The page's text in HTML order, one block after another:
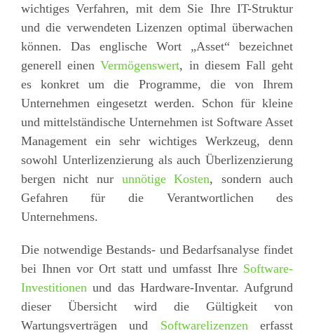
wichtiges Verfahren, mit dem Sie Ihre IT-Struktur
und die verwendeten Lizenzen optimal überwachen
können. Das englische Wort „Asset“ bezeichnet
generell einenVermögenswert, in diesem Fall geht
es konkret um die Programme, die von Ihrem
Unternehmen eingesetzt werden. Schon für kleine
und mittelständische Unternehmen ist Software Asset
Management ein sehr wichtiges Werkzeug, denn
sowohl Unterlizenzierung als auch Überlizenzierung
bergen nicht nur unnötige Kosten, sondern auch
Gefahren für die Verantwortlichen des
Unternehmens.
Die notwendige Bestands- und Bedarfsanalyse findet
bei Ihnen vor Ort statt und umfasst Ihre Software-
Investitionen und das Hardware-Inventar. Aufgrund
dieser Übersicht wird die Gültigkeit von
Wartungsverträgen und Softwarelizenzen erfasst